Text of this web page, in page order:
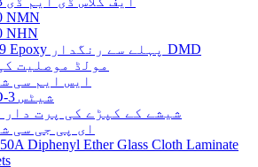
NMN
NHN
D279 Epoxy پہلے سے رنگدار DMD
مولڈ موصلیت
ایس ایم سی
GPO-3 شیٹس
شیشے کے کپڑے کی پرت دار
ای پی جی سی
Diphenyl Ether Glass Cloth Laminate